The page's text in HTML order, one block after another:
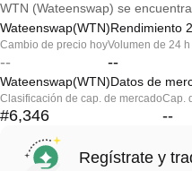
WTN (Wateenswap) se
Wateenswap(WTN)Rendimiento
Cambio de precio hoy
--
Volumen de 24
--
Wateenswap(WTN)Datos de
Clasificación de cap. de mercado
#6,346
Cap.
--
Regístrate y